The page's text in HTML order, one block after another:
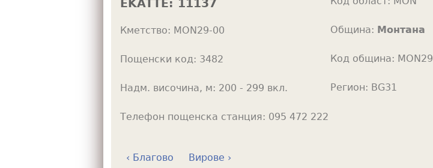
EKATTE: 11137
Кметство: MON29-00
Пощенски код: 3482
Надм. височина, м: 200 - 299 вкл.
Община: Монтана
Код община: MON29
Регион: BG31
Телефон пощенска станция: 095 472 222
‹ Благово Вирове ›